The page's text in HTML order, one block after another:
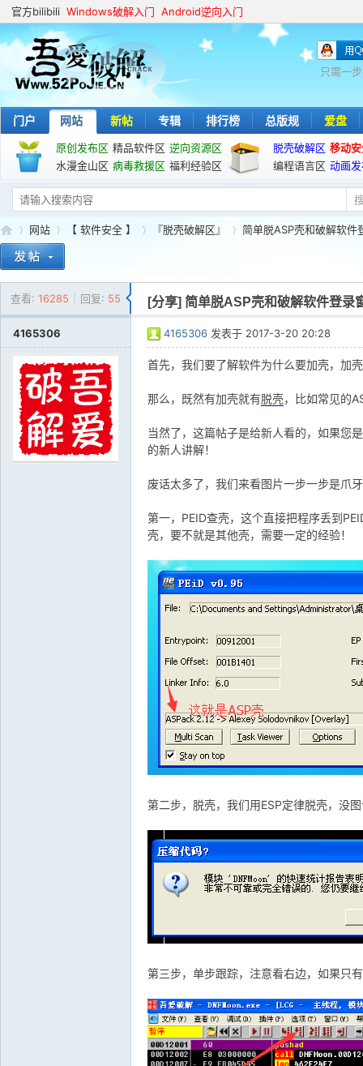
官方bilibili Windows破解入门 Android逆向入门
只需一
门户 网站 新帖 专辑 排行榜 总版规 爱盘
原创发布区 精品软件区 逆向资源区
水漫金山区 病毒救援区 福利经验区
脱壳破解区 移动
编程语言区 动画
»
网站
›
【 软件安全 】 『脱壳破解区』
›
简单脱ASP壳和破解软件
查看: 16285 回复: 55 [分享] 简单脱ASP壳和破解软件登录
4165306 4165306 发表于 2017-3-20 20:28
首先，我们要了解软件为什么要加壳，加
那么，既然有加壳就有脱壳，比如常见的
当然了，这篇帖子是给新人看的，如果您
的新人讲解！
废话太多了，我们来看图片一步一步是爪
第一，PEID查壳，这个直接把程序丢到
壳，要不就是其他壳，需要一定的经验！
第二步，脱壳，我们用ESP定律脱壳，没
第三步，单步跟踪，注意看右边，如果只